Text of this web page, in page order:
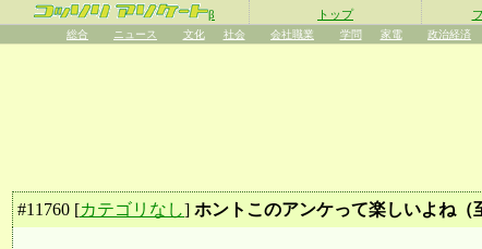
β トップ
総合 ニュース 文化 社会 会社職業 学問 家電 政治経済
#11760 [カテゴリなし] ホントこのアンケって楽しいよね（